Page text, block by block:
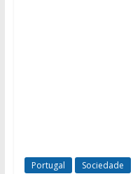
Portugal Sociedade